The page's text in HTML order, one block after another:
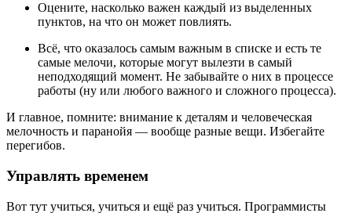
Оцените, насколько важен каждый из выделенных
пунктов, на что он может повлиять.
Всё, что оказалось самым важным в списке и есть те
самые мелочи, которые могут вылезти в самый
неподходящий момент. Не забывайте о них в процессе
работы (ну или любого важного и сложного процесса).
И главное, помните: внимание к деталям и человеческая
мелочность и паранойя — вообще разные вещи. Избегайте
перегибов.
Управлять временем
Вот тут учиться, учиться и ещё раз учиться. Программисты